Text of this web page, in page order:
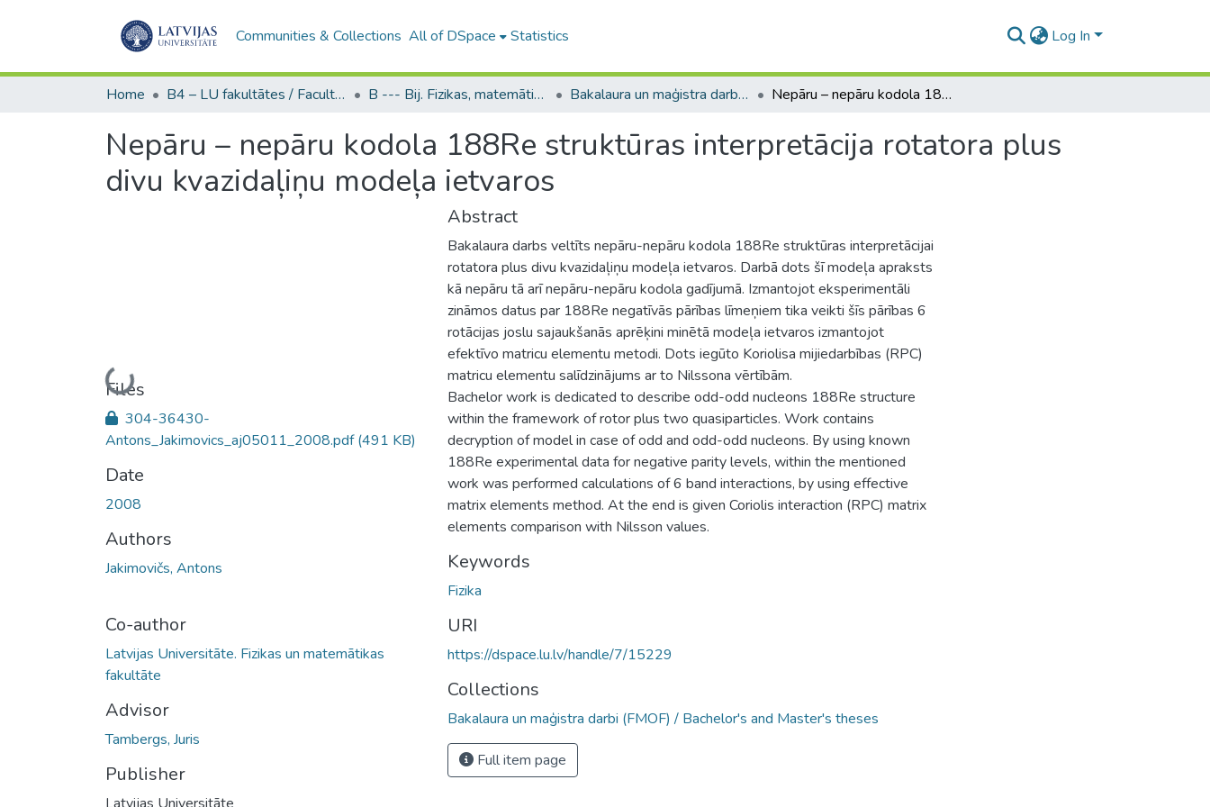
Communities & Collections All of DSpace Statistics Log In
Home B4 – LU fakultātes / Faculties of the UL B --- Bij. Fizikas, matemātikas un optometrijas fakultātes studentu noslēguma darbi / Faculty of Physics, Mathematics and Optometry - Graduate works Bakalaura un maģistra darbi (FMOF) / Bachelor's and Master's theses Nepāru – nepāru kodola 188Re struktūras interpretācija rotatora plus divu kvazidaļiņu modeļa ietvaros
Nepāru – nepāru kodola 188Re struktūras interpretācija rotatora plus
divu kvazidaļiņu modeļa ietvaros
Loading...
Files
304-36430-
Antons_Jakimovics_aj05011_2008.pdf(491 KB)
Date
2008
Authors
Jakimovičs, Antons
Co-author
Latvijas Universitāte. Fizikas un matemātikas
fakultāte
Advisor
Tambergs, Juris
Publisher
Abstract
Bakalaura darbs veltīts nepāru-nepāru kodola 188Re struktūras interpretācijai
rotatora plus divu kvazidaļiņu modeļa ietvaros. Darbā dots šī modeļa apraksts
kā nepāru tā arī nepāru-nepāru kodola gadījumā. Izmantojot eksperimentāli
zināmos datus par 188Re negatīvās pārības līmeņiem tika veikti šīs pārības 6
rotācijas joslu sajaukšanās aprēķini minētā modeļa ietvaros izmantojot
efektīvo matricu elementu metodi. Dots iegūto Koriolisa mijiedarbības (RPC)
matricu elementu salīdzinājums ar to Nilssona vērtībām.
Bachelor work is dedicated to describe odd-odd nucleons 188Re structure
within the framework of rotor plus two quasiparticles. Work contains
decryption of model in case of odd and odd-odd nucleons. By using known
188Re experimental data for negative parity levels, within the mentioned
work was performed calculations of 6 band interactions, by using effective
matrix elements method. At the end is given Coriolis interaction (RPC) matrix
elements comparison with Nilsson values.
Keywords
Fizika
URI
https://dspace.lu.lv/handle/7/15229
Collections
Bakalaura un maģistra darbi (FMOF) / Bachelor's and Master's theses
Full item page